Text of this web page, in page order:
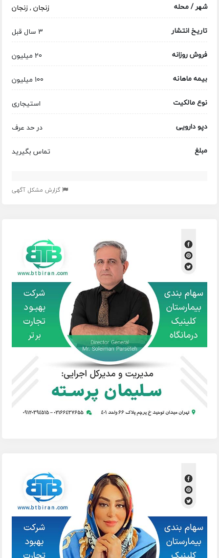
شهر / محله
زنجان,زنجان
تاریخ انتشار
3 سال قبل
فروش روزانه
20 میلیون
بیمه ماهانه
100 میلیون
نوع مالکیت
استیجاری
دپو دارویی
در حد عرف
مبلغ
تماس بگیرید
گزارش مشکل آگهی